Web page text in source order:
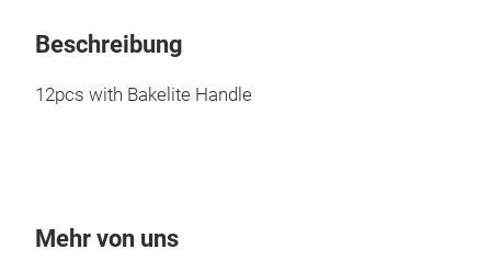
Beschreibung
12pcs with Bakelite Handle
Mehr von uns